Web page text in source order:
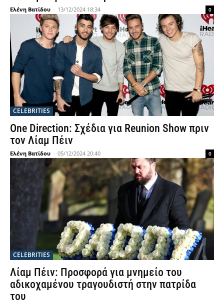
Ελένη Βατίδου - 13/12/2024 18:34 0
CELEBRITIES
One Direction: Σχέδια για Reunion Show πριν
τον Λίαμ Πέιν
Ελένη Βατίδου - 05/12/2024 20:40 0
CELEBRITIES
Λίαμ Πέιν: Προσφορά για μνημείο του
αδικοχαμένου τραγουδιστή στην πατρίδα
του